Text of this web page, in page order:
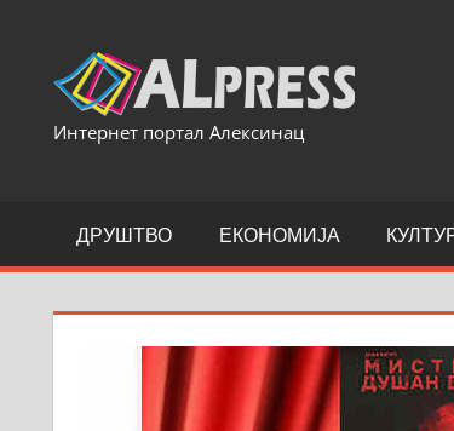
content
Интернет портал Алексинац
ДРУШТВО ЕКОНОМИЈА